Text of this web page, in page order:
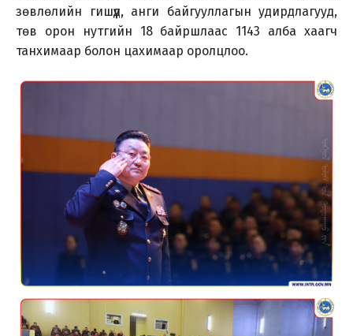
зөвлөлийн гишүүд, анги байгууллагын удирдлагууд,
төв орон нутгийн 18 байршлаас 1143 алба хаагч
танхимаар болон цахимаар оролцлоо.